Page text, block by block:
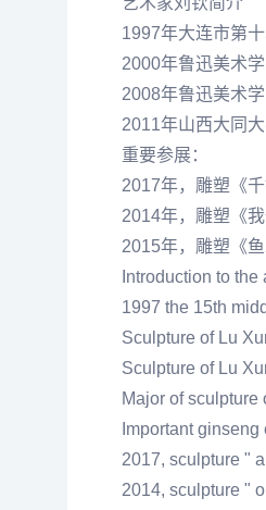
1997年大连市第
2000年鲁迅美术
2008年鲁迅美术
2011年山西大同
重要参展：
2017年，雕塑《
2014年，雕塑《
2015年，雕塑《鱼
Introduction to the
1997 the 15th
Sculpture of Lu
Sculpture of Lu
Major of sculpture
Important ginseng
2017, sculpture "
2014, sculpture "